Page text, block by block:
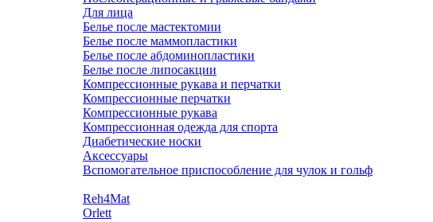
Для лица
Белье после мастектомии
Белье после маммопластики
Белье после абдоминопластики
Белье после липосакции
Компрессионные рукава и перчатки
Компрессионные перчатки
Компрессионные рукава
Компрессионная одежда для спорта
Диабетические носки
Аксессуары
Вспомогательное приспособление для чулок и гольф
Reh4Mat
Orlett